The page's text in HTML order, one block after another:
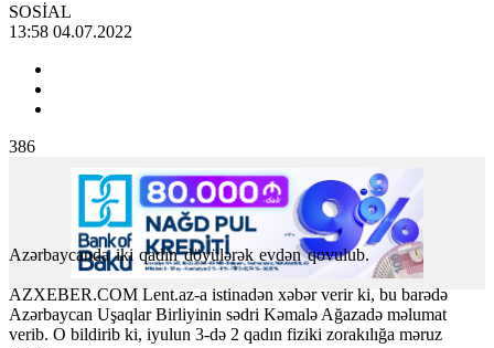
SOSİAL
13:58 04.07.2022
386
Azərbaycanda iki qadın döyülərək evdən qovulub.
AZXEBER.COM Lent.az-a istinadən xəbər verir ki, bu barədə
Azərbaycan Uşaqlar Birliyinin sədri Kəmalə Ağazadə məlumat
verib. O bildirib ki, iyulun 3-də 2 qadın fiziki zorakılığa məruz